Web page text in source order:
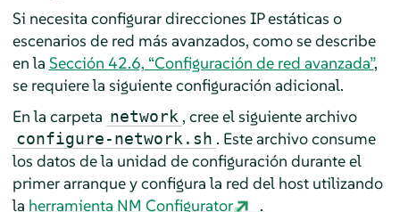
Si necesita configurar direcciones IP estáticas o
escenarios de red más avanzados, como se describe
en la Sección 42.6, “Configuración de red avanzada”,
se requiere la siguiente configuración adicional.
En la carpeta network , cree el siguiente archivo
configure-network.sh . Este archivo consume
los datos de la unidad de configuración durante el
primer arranque y configura la red del host utilizando
la herramienta NM Configurator .